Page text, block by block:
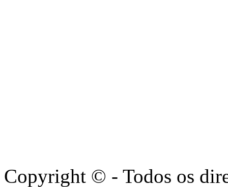
Copyright © - Todos os